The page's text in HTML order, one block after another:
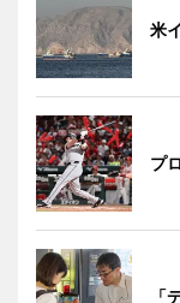
米
プ
「